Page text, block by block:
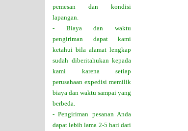
pemesan dan kondisi
lapangan.
- Biaya dan waktu
pengiriman dapat kami
ketahui bila alamat lengkap
sudah diberitahukan kepada
kami karena setiap
perusahaan expedisi memilik
biaya dan waktu sampai yang
berbeda.
- Pengiriman pesanan Anda
dapat lebih lama 2-5 hari dari